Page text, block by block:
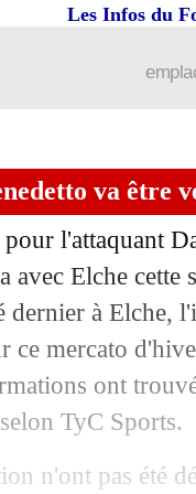
Les Infos du
va être
l'attaquant
avec Elche cette
dernier à Elche,
ce mercato
ont
TyC Sports.
n'ont pas été
nouveau coup de
Alvarez
bon chemin"
Petkovic
avec Benzema
de
au